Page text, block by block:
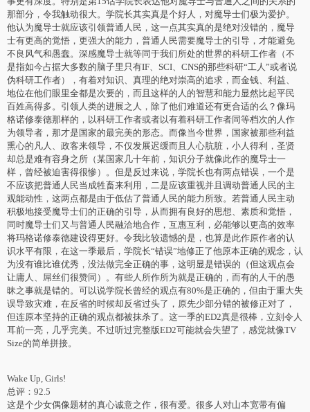
那部分，令我触动很大。学院长其实真是个好人，对魔导士们极为爱护。
他认为魔导士就应该引领普通人民，这一点其实真的是绝对没错的，魔导
士有更高的觉悟，更强大的能力，普通人民需要魔导士的引导，才能避免
不良风气和愚蠢。深感魔导士就等同于我们所处的世界的科研工作者（不
是指如今占据大多数的脑子里只有IF、SCI、CNS的那些科研“工人”或者说
伪科研工作者），有着对知识、真理的绝对崇高的追求，而金钱、利益、
地位在他们眼里全都是次要的，而且这样的人的智慧和能力显然比起平民
百姓高得多。引领人类的进展之人，除了他们难道还有更合适的么？像玛
格诺修泰德那样的，以科研工作者或者以有着科研工作者同等档次的人作
为领导者，那才是国家的最完美的形态。而像当今世界，国家被那些利益
熏心的凡人、政客来领导，不仅发展迟缓而且人心肮脏，小人得利，圣贤
却总是难有容身之所（某国家几十年前，知识分子就像此作的魔导士一
样，曾经被迫害得很惨）。但是反过来说，学院长也有两点错误，一个是
不应该把普通人民当成牲畜来利用，二是应该重视并且调动普通人民的主
观能动性，这两点都是由于低估了普通人民的能力所致。若普通人民主动
积极地接受魔导士们的正确的引导，从而拥有良好的思想、素质和觉悟，
同时魔导士们又与普通人民融洽地合作，互惠互利，必能够以更高的效率
将玛格诺修泰德建设得更好。令我比较遗憾的是，也算是此作原作者的认
识水平有限，在这一季最后，学院长“错误”地修正了他原本正确的观念，认
为没有谁比谁优秀，没法做完全正确的事，这明显是错误的（但这观点会
让庸人、屌丝们很赞同）。有些人所作所为就是正确的，而有的人干的愚
昧之事就是错的。可以说学院长曾经的观点有80%是正确的，但由于重大失
误导致灾难，在反省的时候却反省过头了，原先少部分错的被修正对了，
但连原本坚持的正确的观点都被抹杀了。这一季的ED2真是很棒，立刻令人
耳前一亮，几乎完美。不过听过完整版ED2可能就会失望了，感觉就像TV
Size的简单拼接。
Wake Up, Girls!
总评：92.5
这是个少女偶像题材的真心诚意之作，很有爱。很多人对山本宽带有偏